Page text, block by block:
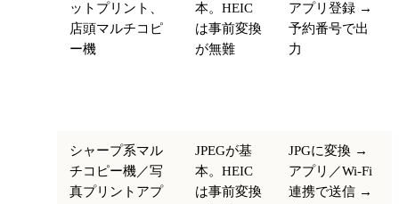
ットプリント、
店頭マルチコピ
ー機
本。HEIC
は事前変換
が無難
アプリ登録 →
予約番号で出
力
シャープ系マル
チコピー機／写
真プリントアプ
JPEGが基
本。HEIC
は事前変換
JPGに変換 →
アプリ／Wi-Fi
連携で送信 →